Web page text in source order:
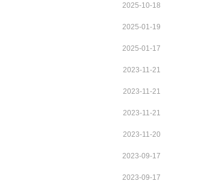
2025-10-18
2025-01-19
2025-01-17
2023-11-21
2023-11-21
2023-11-21
2023-11-20
2023-09-17
2023-09-17